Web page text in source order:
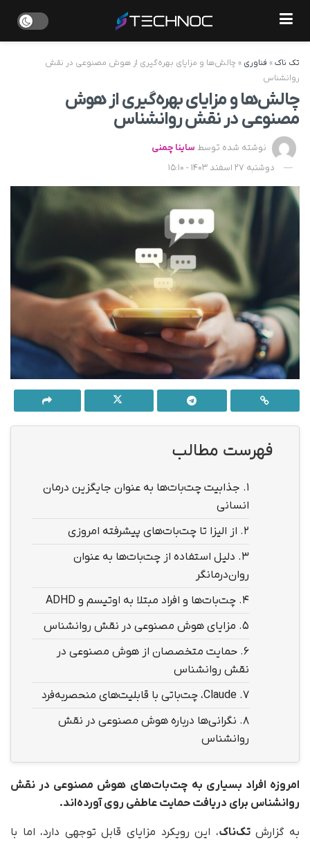
تک ناک» فناوری » چالش‌ها و مزایای بهره‌گیری از هوش مصنوعی در نقش
روانشناس
چالش‌ها و مزایای بهره‌گیری از هوش
مصنوعی در نقش روانشناس
نوشته شده توسط ساینا چمنی
دوشنبه 27 اسفند 1403 - 15:10
فهرست مطالب
1. جذابیت چت‌بات‌ها به عنوان جایگزین درمان
انسانی
2. از الیزا تا چت‌بات‌های پیشرفته امروزی
3. دلیل استفاده از چت‌بات‌ها به عنوان
روان‌درمانگر
4. چت‌بات‌ها و افراد مبتلا به اوتیسم و ADHD
5. مزایای هوش مصنوعی در نقش روانشناس
6. حمایت متخصصان از هوش مصنوعی در
نقش روانشناس
7. Claude، چت‌باتی با قابلیت‌های منحصربه‌فرد
8. نگرانی‌ها درباره هوش مصنوعی در نقش
روانشناس
امروزه افراد بسیاری به چت‌بات‌های هوش مصنوعی در نقش
روانشناس برای دریافت حمایت عاطفی روی آورده‌اند.
به گزارشتک‌ناک، این رویکرد مزایای قابل‌ توجهی دارد، اما با